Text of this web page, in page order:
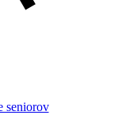
seniorov